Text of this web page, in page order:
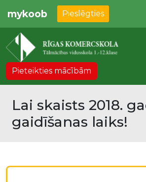
mykoob Pieslēgties
Pieteikties mācībām
Lai skaists 2018.
gaidīšanas laiks!